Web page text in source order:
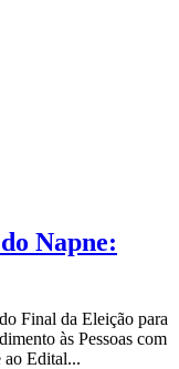
Napne:
Final da Eleição para
às Pessoas com
ao Edital...